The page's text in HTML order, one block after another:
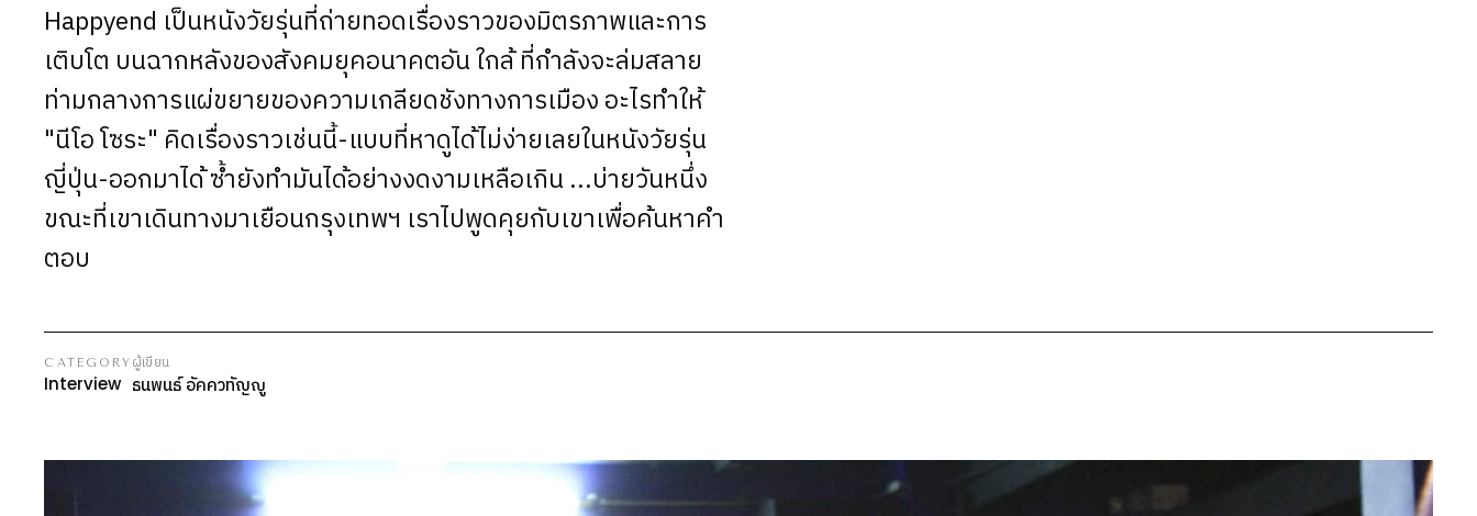
Happyend เป็นหนังวัยรุ่นที่ถ่ายทอดเรื่องราวของมิตรภาพและการ
เติบโต บนฉากหลังของสังคมยุคอนาคตอัน ใกล้ ที่กำลังจะล่มสลาย
ท่ามกลางการแผ่ขยายของความเกลียดชังทางการเมือง อะไรทำให้
"นีโอ โซระ" คิดเรื่องราวเช่นนี้-แบบที่หาดูได้ไม่ง่ายเลยในหนังวัยรุ่น
ญี่ปุ่น-ออกมาได้ ซ้ำยังทำมันได้อย่างงดงามเหลือเกิน ...บ่ายวันหนึ่ง
ขณะที่เขาเดินทางมาเยือนกรุงเทพฯ เราไปพูดคุยกับเขาเพื่อค้นหาคำ
ตอบ
CATEGORY
Interview
ผู้เขียน
ธนพนธ์ อัคควทัญญู